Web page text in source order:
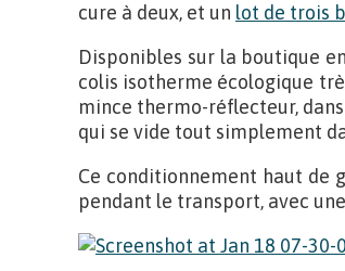
cure à deux, et un lot de trois
Disponibles sur la boutique
colis isotherme écologique
mince thermo-réflecteur,
qui se vide tout simplement
Ce conditionnement haut de
pendant le transport, avec